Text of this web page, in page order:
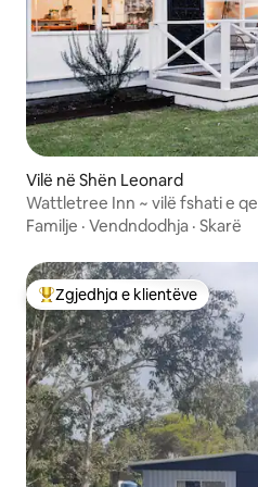
Vilë në Shën Leonard
Wattletree Inn ~ vilë fshati e
qentë
Familje · Vendndodhja · Skarë
Më të mirat e zgjedhjeve të
Zgjedhja e klientëve